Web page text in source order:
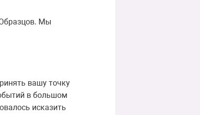
Мы
вашу точку
в большом
исказить